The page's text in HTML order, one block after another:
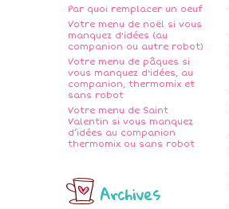
Par quoi remplacer un oeuf
Votre menu de noël si vous
manquez d'idées (au
companion ou autre robot)
Votre menu de pâques si
vous manquez d'idées, au
companion, thermomix et
sans robot
Votre menu de Saint
Valentin si vous manquez
d’idées au companion
thermomix ou sans robot
Archives